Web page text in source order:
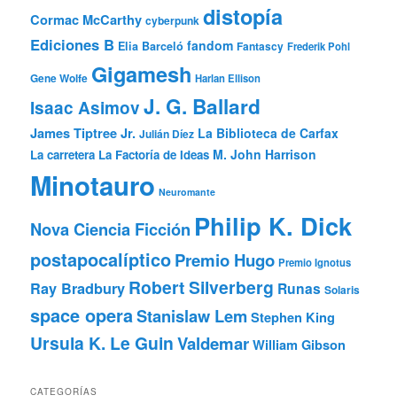
Cormac McCarthy cyberpunk distopía
Ediciones B Elia Barceló fandom Fantascy Frederik Pohl
Gene Wolfe Gigamesh Harlan Ellison
Isaac AsimovJ. G. Ballard
James Tiptree Jr. Julián Díez La Biblioteca de Carfax
La carretera La Factoría de Ideas M. John Harrison
Minotauro Neuromante
Nova Ciencia Ficción Philip K. Dick
postapocalípticoPremio Hugo Premio Ignotus
Ray Bradbury Robert Silverberg Runas Solaris
space operaStanislaw Lem Stephen King
Ursula K. Le GuinValdemarWilliam Gibson
CATEGORÍAS